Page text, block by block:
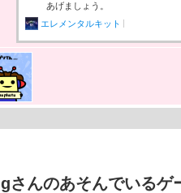
あげましょう。
エレメンタルキット
エレメンタルキット
gさんのあそんでいるゲ